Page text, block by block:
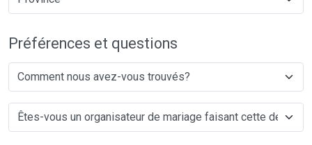
Préférences et questions